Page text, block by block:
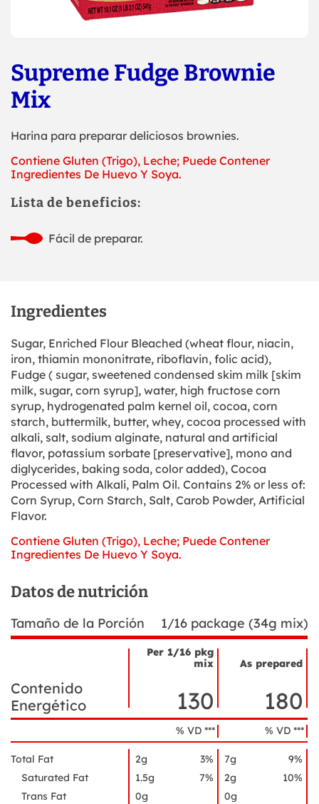
Supreme Fudge Brownie
Mix
Harina para preparar deliciosos brownies.
Contiene Gluten (Trigo), Leche; Puede Contener
Ingredientes De Huevo Y Soya.
Lista de beneficios:
Fácil de preparar.
Ingredientes
Sugar, Enriched Flour Bleached (wheat flour, niacin,
iron, thiamin mononitrate, riboflavin, folic acid),
Fudge ( sugar, sweetened condensed skim milk [skim
milk, sugar, corn syrup], water, high fructose corn
syrup, hydrogenated palm kernel oil, cocoa, corn
starch, buttermilk, butter, whey, cocoa processed with
alkali, salt, sodium alginate, natural and artificial
flavor, potassium sorbate [preservative], mono and
diglycerides, baking soda, color added), Cocoa
Processed with Alkali, Palm Oil. Contains 2% or less of:
Corn Syrup, Corn Starch, Salt, Carob Powder, Artificial
Flavor.
Contiene Gluten (Trigo), Leche; Puede Contener
Ingredientes De Huevo Y Soya.
Datos de nutrición
Tamaño de la Porción 1/16 package (34g mix)
Datos
de
nutrición
ingrediente
Per 1/16 pkg
mix
As prepared
Contenido
Energético
130 180
% VD *** % VD ***
Total Fat 2g 3% 7g
9%
Saturated Fat
1.5g 7% 2g
10%
Trans Fat
0g
0g